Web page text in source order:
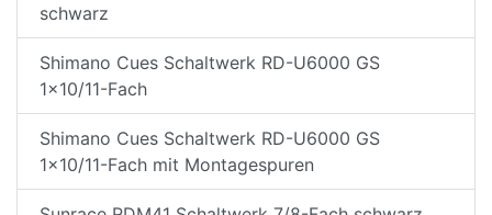
schwarz
Shimano Cues Schaltwerk RD-U6000 GS
1x10/11-Fach
Shimano Cues Schaltwerk RD-U6000 GS
1x10/11-Fach mit Montagespuren